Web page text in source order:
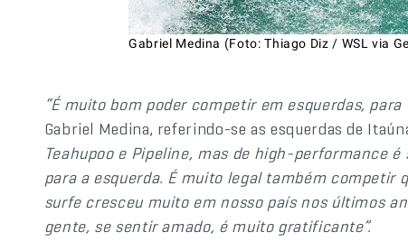
Gabriel Medina (Foto: Thiago Diz / WSL via
“É muito bom poder competir em esquerdas,
Gabriel Medina, referindo-se as esquerdas de
Teahupoo e Pipeline, mas de high-performance
para a esquerda. É muito legal também
surfe cresceu muito em nosso país nos últimos
gente, se sentir amado, é muito gratificante”.